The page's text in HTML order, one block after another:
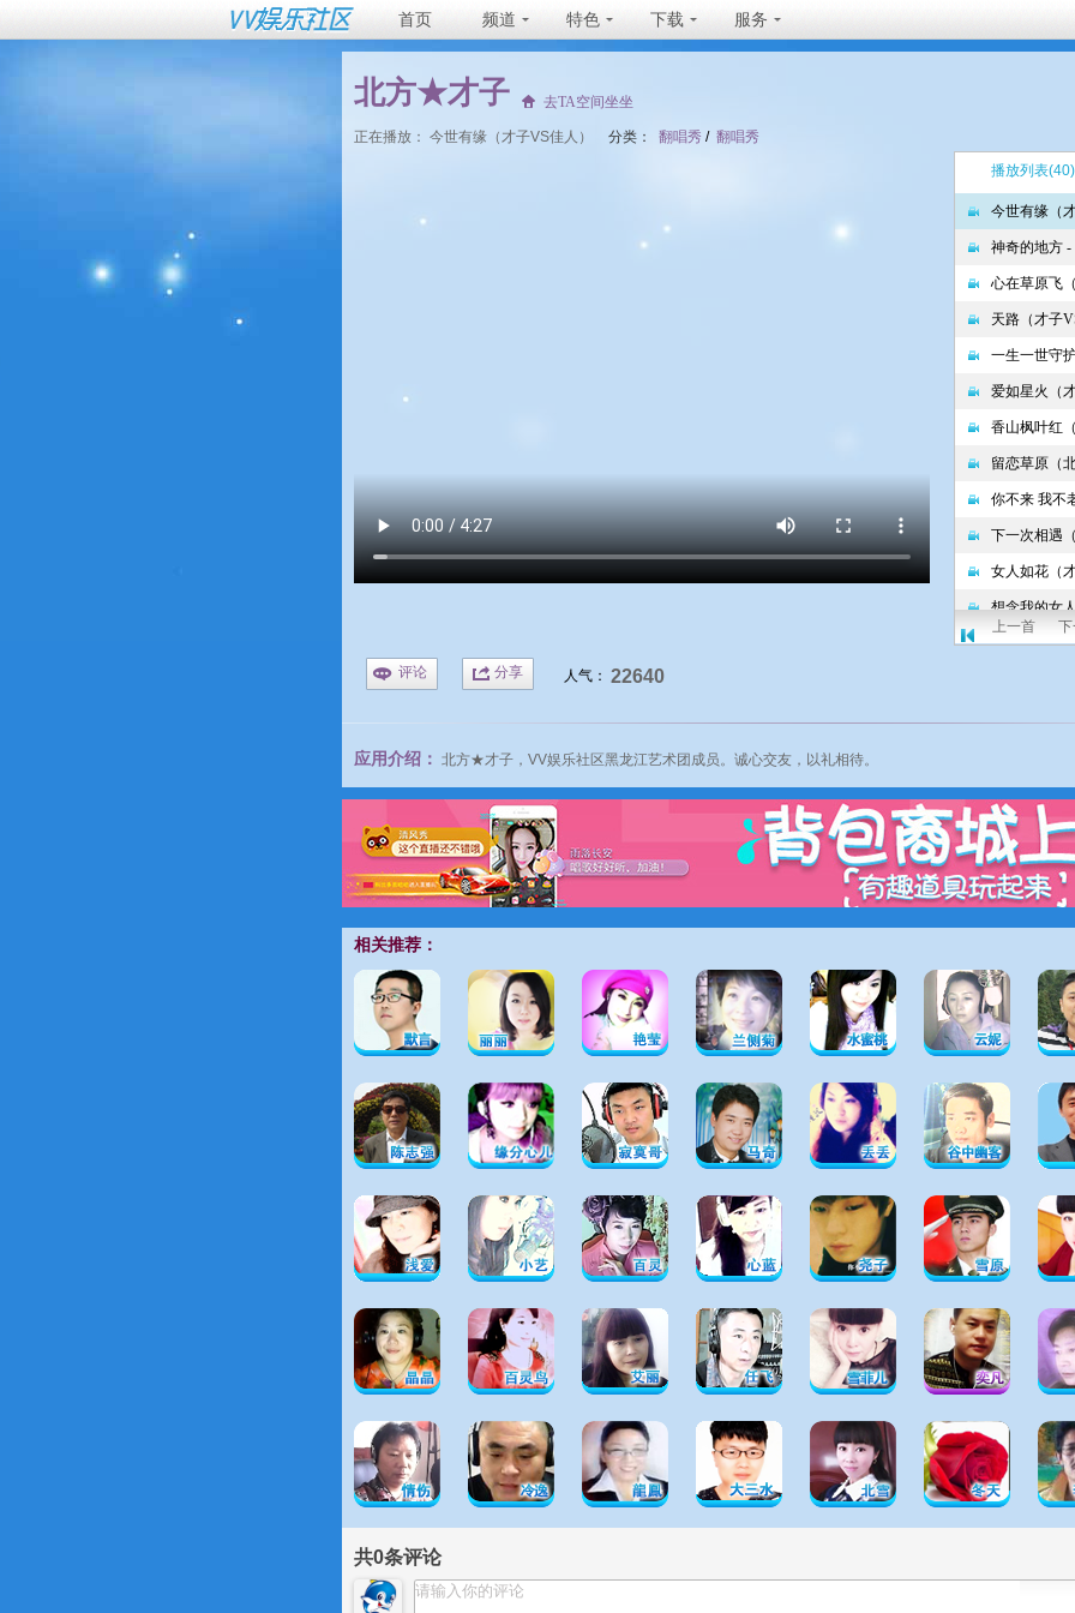
首页 频道 特色 下载 服务
北方★才子 去TA空间坐坐
正在播放： 今世有缘（才子VS佳人） 分类： 翻唱秀 / 翻唱秀
播放列表(40)
上一首
评论 分享 人气： 22640
应用介绍： 北方★才子， VV娱乐社区黑龙江艺术团成员。诚心交友，以礼相待。
相关推荐：
共0条评论